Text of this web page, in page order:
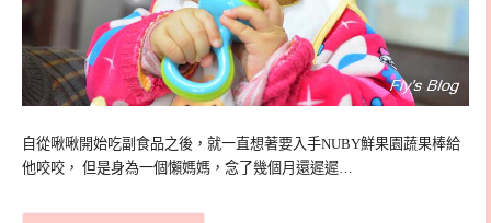
自從啾啾開始吃副食品之後，就一直想著要入手NUBY鮮果園蔬果棒給
他咬咬， 但是身為一個懶媽媽，念了幾個月還遲遲…